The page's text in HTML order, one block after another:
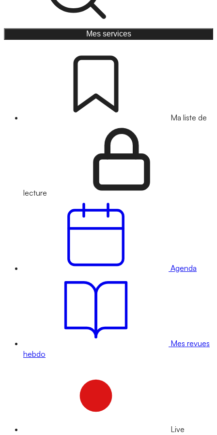
Mes services
Ma liste de
lecture
Agenda
Mes revues
hebdo
Live